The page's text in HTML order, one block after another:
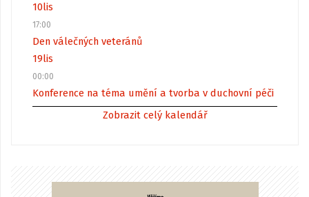
10lis
17:00
Den válečných veteránů
19lis
00:00
Konference na téma umění a tvorba v duchovní péči
Zobrazit celý kalendář